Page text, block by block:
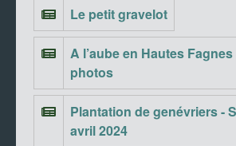
Le petit gravelot
A l’aube en Hautes
photos
Plantation de genévriers -
avril 2024